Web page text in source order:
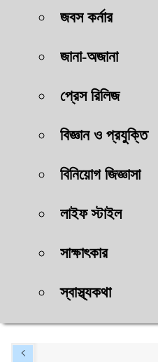
জবস কর্নার
জানা-অজানা
প্রেস রিলিজ
বিজ্ঞান ও প্রযুক্তি
বিনিয়োগ জিজ্ঞাসা
লাইফ স্টাইল
সাক্ষাৎকার
স্বাস্থ্যকথা